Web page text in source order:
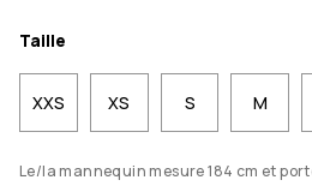
Taille
XXS XS S M
Le/la mannequin mesure 184 cm et